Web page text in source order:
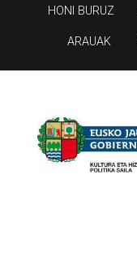
HONI BURUZ
ARAUAK